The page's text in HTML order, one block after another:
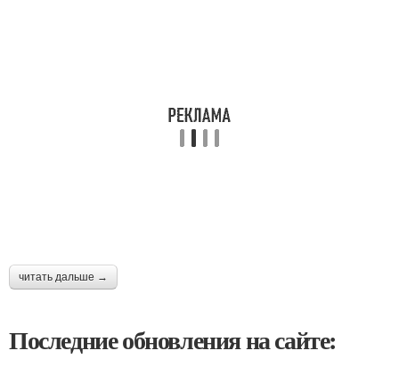
читать дальше →
Последние обновления на сайте: